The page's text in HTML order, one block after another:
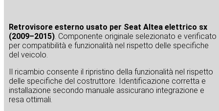
Retrovisore esterno usato per Seat Altea elettrico sx
(2009–2015). Componente originale selezionato e verificato
per compatibilità e funzionalità nel rispetto delle specifiche
del veicolo.
Il ricambio consente il ripristino della funzionalità nel rispetto
delle specifiche del costruttore. Identificazione corretta e
installazione secondo manuale assicurano integrazione e
resa ottimali.